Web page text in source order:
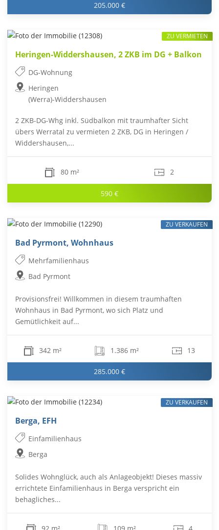
205.000 €
Heringen-Widdershausen, 2 ZKB im DG + Balkon
DG-Wohnung
Heringen
(Werra)-Widdershausen
2 ZKB-DG-Whg inkl. Südbalkon mit traumhafter Sicht
übers Werratal zu vermieten 2 ZKB, DG in Heringen /
Widdershausen,...
80 m² 2
590 €
ZU VERMIETEN
Bad Pyrmont, Wohnhaus
Mehrfamilienhaus
Bad Pyrmont
Provisionsfrei! Willkommen in diesem traumhaften
Wohnhaus in Bad Pyrmont, wo sich Platz und
Gemütlichkeit auf...
342 m² 1.386 m² 13
285.000 €
ZU VERKAUFEN
Berga, EFH
Einfamilienhaus
Berga
Solides Wohnglück, auch als Anlageobjekt! Dieses massiv
errichtete Einfamilienhaus in Berga verspricht ein
behagliches...
ZU VERKAUFEN